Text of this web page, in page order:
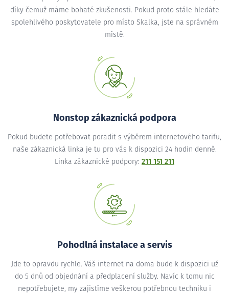
díky čemuž máme bohaté zkušenosti. Pokud proto stále hledáte
spolehlivého poskytovatele pro místo Skalka, jste na správném
místě.
Nonstop zákaznická podpora
Pokud budete potřebovat poradit s výběrem internetového tarifu,
naše zákaznická linka je tu pro vás k dispozici 24 hodin denně.
Linka zákaznické podpory: 211 151 211
Pohodlná instalace a servis
Jde to opravdu rychle. Váš internet na doma bude k dispozici už
do 5 dnů od objednání a předplacení služby. Navíc k tomu nic
nepotřebujete, my zajistíme veškerou potřebnou techniku i